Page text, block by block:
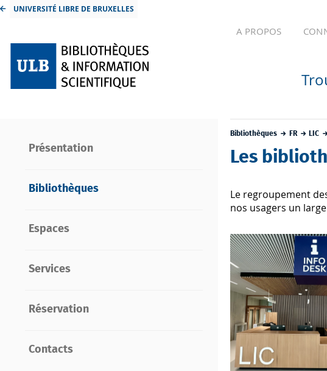
UNIVERSITÉ LIBRE DE BRUXELLES
A PROPOS
Présentation
Bibliothèques
Espaces
Services
Réservation
Contacts
Bibliothèques FR LIC
Les
Le regroupement
nos usagers un